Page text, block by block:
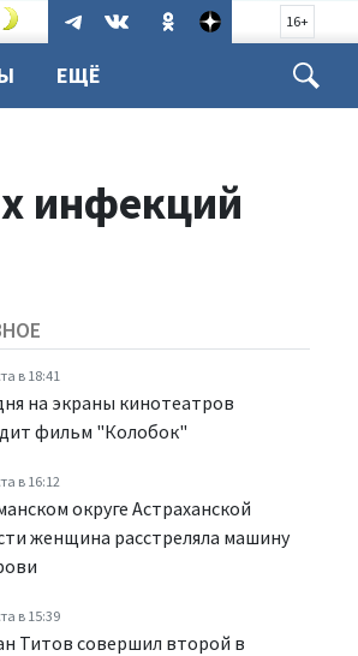
16+
ЕЩЁ
инфекций
в 18:41
на экраны кинотеатров
фильм "Колобок"
в 16:12
округе Астраханской
женщина расстреляла машину
в 15:39
Титов совершил второй в